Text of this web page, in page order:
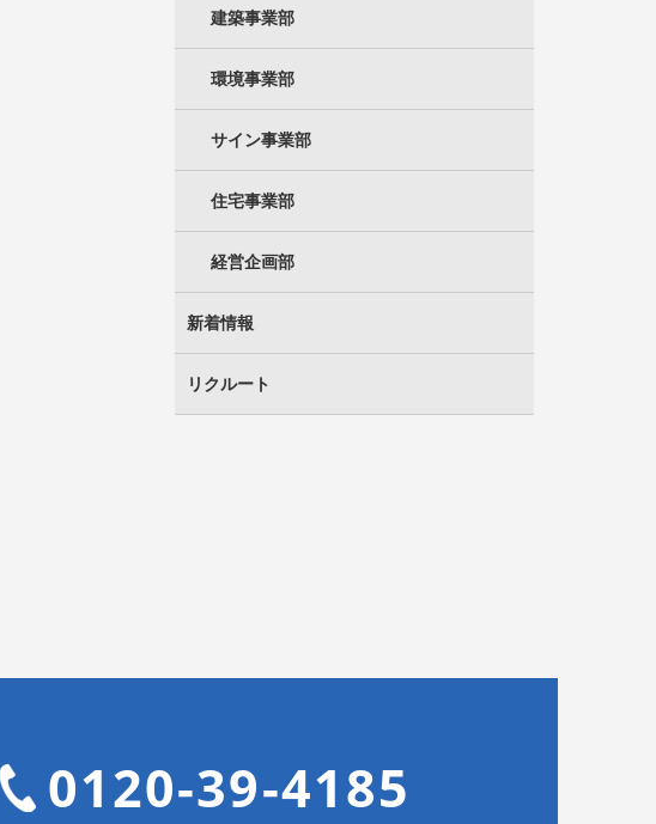
建築事業部
環境事業部
サイン事業部
住宅事業部
経営企画部
新着情報
リクルート
0120-39-4185